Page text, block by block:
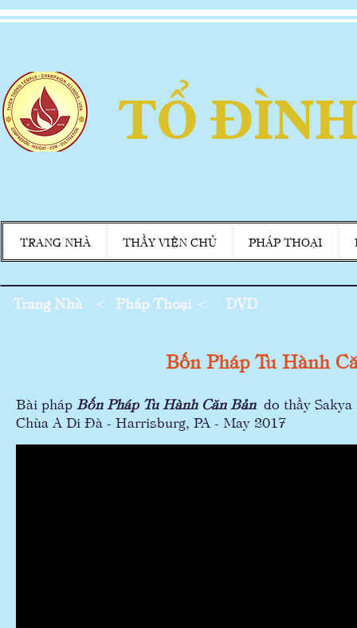
TỔ
TRANG NHÀ THẦY VIỆN CHỦ PHÁP THOẠI
Trang Nhà < Pháp Thoại < DVD
Bốn Pháp Tu Hành
Bài pháp Bốn Pháp Tu Hành Căn Bảndo thầy Sakya
Chùa A Di Đà - Harrisburg, PA - May 2017